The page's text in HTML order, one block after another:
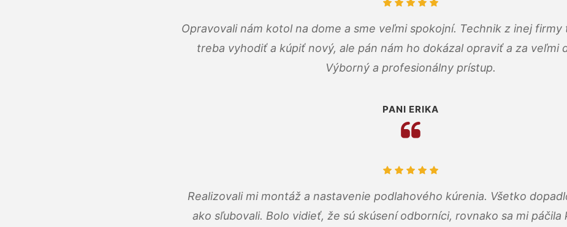
Opravovali nám kotol na dome a sme veľmi spokojní. Technik z inej
treba vyhodiť a kúpiť nový, ale pán nám ho dokázal opraviť a za veľmi
Výborný a profesionálny prístup.
PANI ERIKA
Realizovali mi montáž a nastavenie podlahového kúrenia. Všetko
ako sľubovali. Bolo vidieť, že sú skúsení odborníci, rovnako sa mi páčila